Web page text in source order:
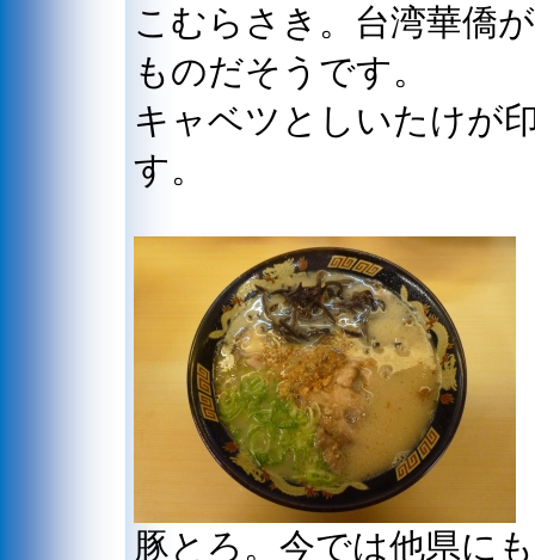
こむらさき。台湾華僑
ものだそうです。
キャベツとしいたけが
す。
豚とろ。今では他県に